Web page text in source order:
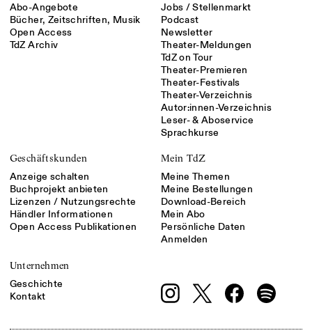
Abo-Angebote
Bücher, Zeitschriften, Musik
Open Access
TdZ Archiv
Jobs / Stellenmarkt
Podcast
Newsletter
Theater-Meldungen
TdZ on Tour
Theater-Premieren
Theater-Festivals
Theater-Verzeichnis
Autor:innen-Verzeichnis
Leser- & Aboservice
Sprachkurse
Geschäftskunden
Anzeige schalten
Buchprojekt anbieten
Lizenzen / Nutzungsrechte
Händler Informationen
Open Access Publikationen
Mein TdZ
Meine Themen
Meine Bestellungen
Download-Bereich
Mein Abo
Persönliche Daten
Anmelden
Unternehmen
Geschichte
Kontakt